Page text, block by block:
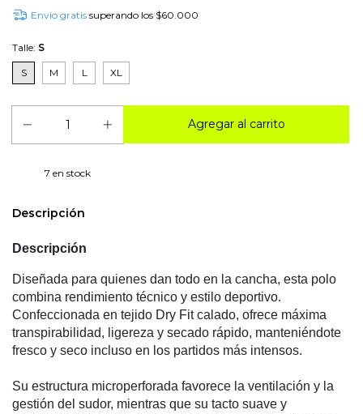
Envío gratis superando los $60.000
Talle: S
S M L XL
7 en stock
Descripción
Descripción
Diseñada para quienes dan todo en la cancha, esta polo
combina rendimiento técnico y estilo deportivo.
Confeccionada en tejido Dry Fit calado, ofrece máxima
transpirabilidad, ligereza y secado rápido, manteniéndote
fresco y seco incluso en los partidos más intensos.
Su estructura microperforada favorece la ventilación y la
gestión del sudor, mientras que su tacto suave y